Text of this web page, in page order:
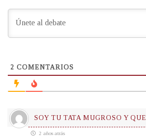
2 COMENTARIOS
SOY TU TATA MUGROSO Y QUE
2 años atrás